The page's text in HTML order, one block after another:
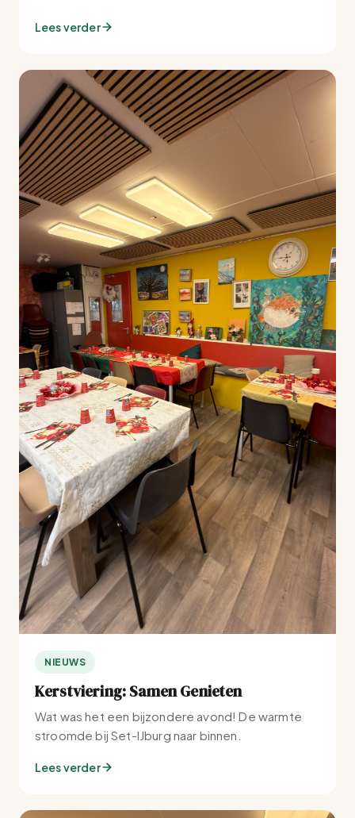
Lees verder
NIEUWS
Kerstviering: Samen Genieten
Wat was het een bijzondere avond! De warmte
stroomde bij Set-IJburg naar binnen.
Lees verder